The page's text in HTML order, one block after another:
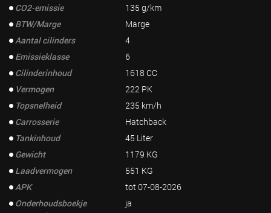
CO2-emissie
135 g/km
BTW/Marge
Marge
Aantal cilinders
4
Emissieklasse
6
Cilinderinhoud
1618 CC
Vermogen
222 PK
Topsnelheid
235 km/h
Carrosserie
Hatchback
Tankinhoud
45 Liter
Gewicht
1179 KG
Laadvermogen
551 KG
APK
tot 07-08-2026
Onderhoudsboekje
ja